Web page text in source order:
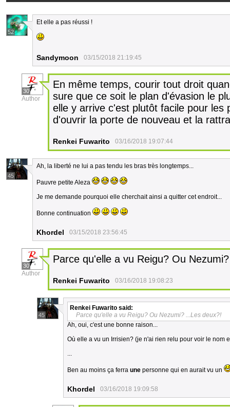
52
Et elle a pas réussi !
Sandymoon 03/15/2018 21:19:45
30
Author
En même temps, courir tout droit
sure que ce soit le plan d'évasion le
elle y arrive c'est plutôt facile pour les
d'ouvrir la porte de nouveau et la
Renkei Fuwarito 03/16/2018 19:07:44
45
Ah, la liberté ne lui a pas tendu les bras très longtemps...
Pauvre petite Aleza
Je me demande pourquoi elle cherchait ainsi a quitter cet endroit...
Bonne continuation
Khordel 03/15/2018 23:56:45
30
Author
Parce qu'elle a vu Reigu? Ou
Renkei Fuwarito 03/16/2018 19:08:23
45
Renkei Fuwarito said:
Parce qu'elle a vu Reigu? Ou Nezumi? ...Les deux?!
Ah, oui, c'est une bonne raison...
Où elle a vu un Irrisien? (je n'ai rien relu pour voir le nom
...
Ben au moins ça ferra une personne qui en aurait vu un
Khordel 03/16/2018 19:09:58